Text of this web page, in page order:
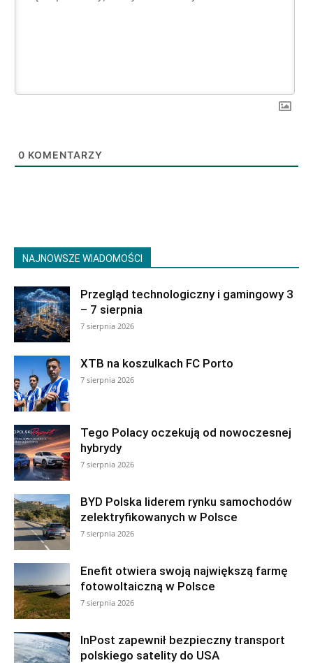
0 KOMENTARZY
NAJNOWSZE WIADOMOŚCI
Przegląd technologiczny i gamingowy 3
– 7 sierpnia
7 sierpnia 2026
XTB na koszulkach FC Porto
7 sierpnia 2026
Tego Polacy oczekują od nowoczesnej
hybrydy
7 sierpnia 2026
BYD Polska liderem rynku samochodów
zelektryfikowanych w Polsce
7 sierpnia 2026
Enefit otwiera swoją największą farmę
fotowoltaiczną w Polsce
7 sierpnia 2026
InPost zapewnił bezpieczny transport
polskiego satelity do USA